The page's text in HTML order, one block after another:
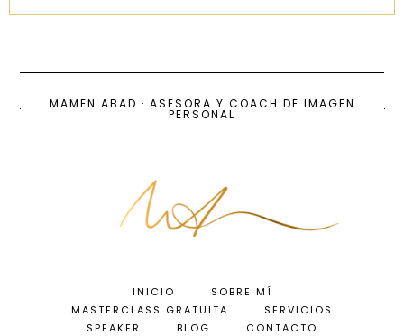
MAMEN ABAD · ASESORA Y COACH DE IMAGEN
PERSONAL
INICIO
SOBRE MÍ
MASTERCLASS GRATUITA
SERVICIOS
SPEAKER
BLOG CONTACTO